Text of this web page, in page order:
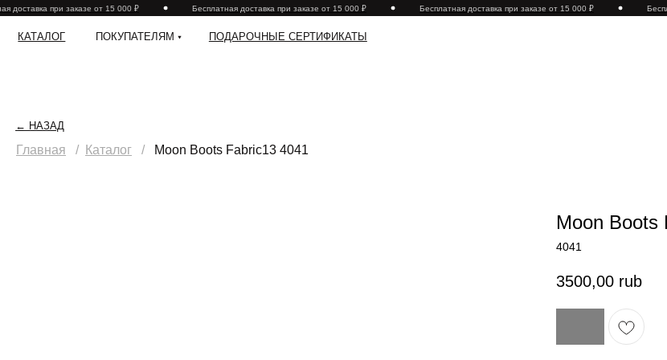
доставка при заказе от 15 000 ₽ Бесплатная доставка при заказе от 15 000 ₽ Бесплатная доставка при заказе от 15 000 ₽
КАТАЛОГ ПОДАРОЧНЫЕ СЕРТИФИКАТЫ
ПОКУПАТЕЛЯМ
Главная / Каталог / Moon Boots Fabric13 4041
Moon Boots
4041
3500,00 rub